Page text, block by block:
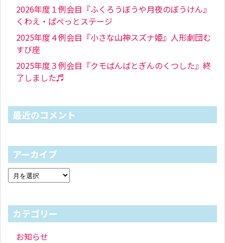
2026年度１例会目『ふくろうぼうや月夜のぼうけん』
くわえ・ぱぺっとステージ
2025年度４例会目『小さな山神スズナ姫』人形劇団む
すび座
2025年度３例会目『クモばんばとぎんのくつした』終
了しました♬
最近のコメント
アーカイブ
カテゴリー
お知らせ